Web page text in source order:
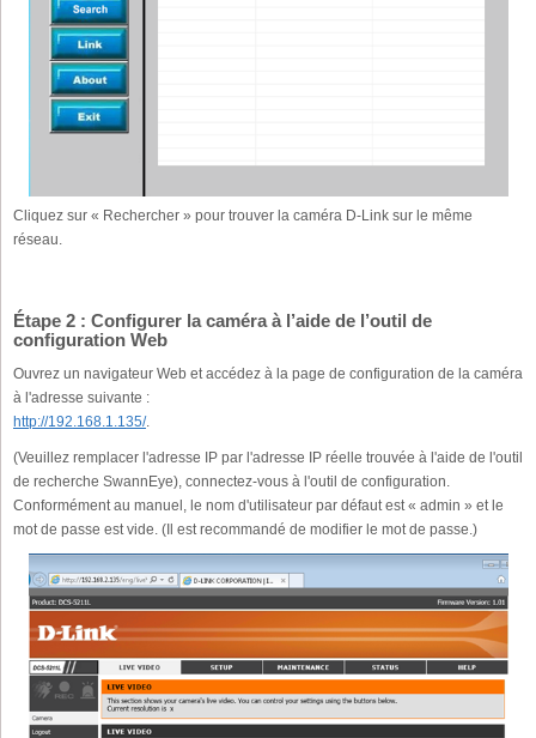
Cliquez sur « Rechercher » pour trouver la caméra D-Link sur le même
réseau.
Étape 2 : Configurer la caméra à l’aide de l’outil de
configuration Web
Ouvrez un navigateur Web et accédez à la page de configuration de la caméra
à l'adresse suivante :
http://192.168.1.135/.
(Veuillez remplacer l'adresse IP par l'adresse IP réelle trouvée à l'aide de l'outil
de recherche SwannEye), connectez-vous à l'outil de configuration.
Conformément au manuel, le nom d'utilisateur par défaut est « admin » et le
mot de passe est vide. (Il est recommandé de modifier le mot de passe.)